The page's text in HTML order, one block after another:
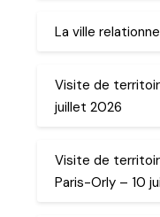
La ville
Visite de
juillet 2026
Visite de
Paris-Orly – 10